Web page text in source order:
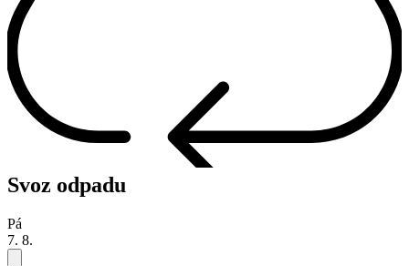
Svoz odpadu
Pá
7. 8.